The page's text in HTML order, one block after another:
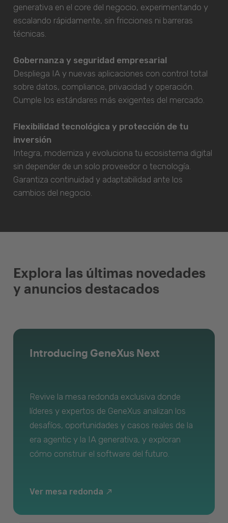
generativa en el core del negocio, experimentando y
escalando rápidamente, sin fricciones ni barreras
técnicas.
Gobernanza y seguridad empresarial
Despliega IA y nuevas aplicaciones con control total
sobre datos, compliance, privacidad y operación.
Cumple los estándares más exigentes del mercado.
Flexibilidad tecnológica y protección de tu
inversión
Integra, moderniza y evoluciona tu ecosistema digital
sin depender de un solo proveedor o tecnología.
Garantiza continuidad y adaptabilidad ante los
cambios del negocio.
Explora las últimas novedades
y anuncios destacados
Introducing GeneXus Next
Revive la mesa redonda exclusiva donde
líderes y expertos de GeneXus analizan los
desafíos, oportunidades y casos reales de la
era agentic y la IA generativa, y exploran
cómo construir el software del futuro.
Ver mesa redonda